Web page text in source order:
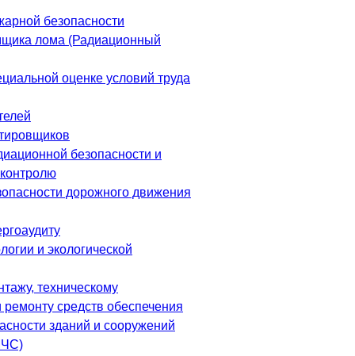
безопасности
лома (Радиационный
оценке условий труда
безопасности и
дорожного движения
и экологической
техническому
средств обеспечения
зданий и сооружений